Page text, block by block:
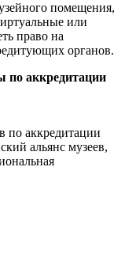
помещения,
или
право на
органов.
по аккредитации
по аккредитации
альянс музеев,